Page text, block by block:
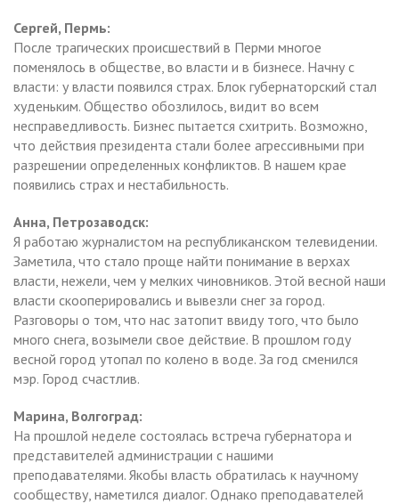
Сергей, Пермь:
После трагических происшествий в Перми многое
поменялось в обществе, во власти и в бизнесе. Начну с
власти: у власти появился страх. Блок губернаторский стал
худеньким. Общество обозлилось, видит во всем
несправедливость. Бизнес пытается схитрить. Возможно,
что действия президента стали более агрессивными при
разрешении определенных конфликтов. В нашем крае
появились страх и нестабильность.
Анна, Петрозаводск:
Я работаю журналистом на республиканском телевидении.
Заметила, что стало проще найти понимание в верхах
власти, нежели, чем у мелких чиновников. Этой весной наши
власти скооперировались и вывезли снег за город.
Разговоры о том, что нас затопит ввиду того, что было
много снега, возымели свое действие. В прошлом году
весной город утопал по колено в воде. За год сменился
мэр. Город счастлив.
Марина, Волгоград:
На прошлой неделе состоялась встреча губернатора и
представителей администрации с нашими
преподавателями. Якобы власть обратилась к научному
сообществу, наметился диалог. Однако преподавателей